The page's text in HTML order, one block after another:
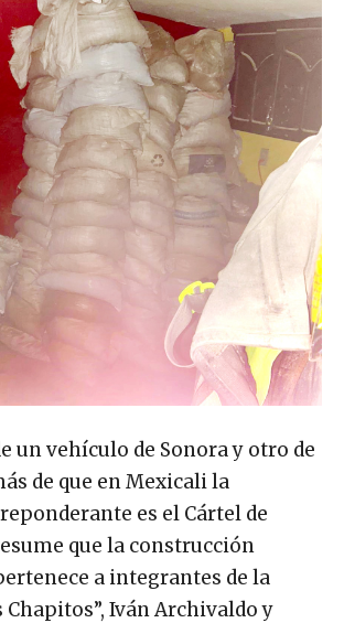
un vehículo de Sonora y otro de
de que en Mexicali la
es el Cártel de
que la construcción
a integrantes de la
Chapitos”, Iván Archivaldo y